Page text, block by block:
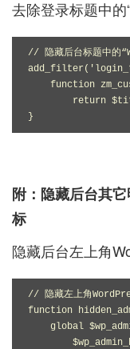
去除登录标题中的
// 隐藏后台标题中的
function
return
附：隐藏后台其
标
隐藏后台左上角
// 隐藏左上角
function
global